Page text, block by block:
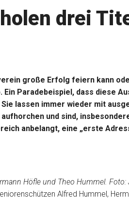
Unser aktuelles Angebot …
Angebote Ihrer Region! angebote
drei
große Erfolg feiern kann
Ein Paradebeispiel, dass diese
lassen immer wieder mit
und sind,
anbelangt, eine „erste
Höfle und Theo Hummel.
Alfred Hummel,